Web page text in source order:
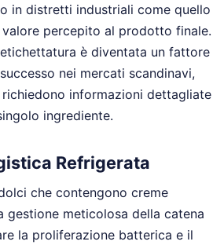
in distretti industriali come quello
percepito al prodotto finale.
è diventata un fattore
nei mercati scandinavi,
informazioni dettagliate
ingrediente.
Refrigerata
che contengono creme
gestione meticolosa della catena
la proliferazione batterica e il